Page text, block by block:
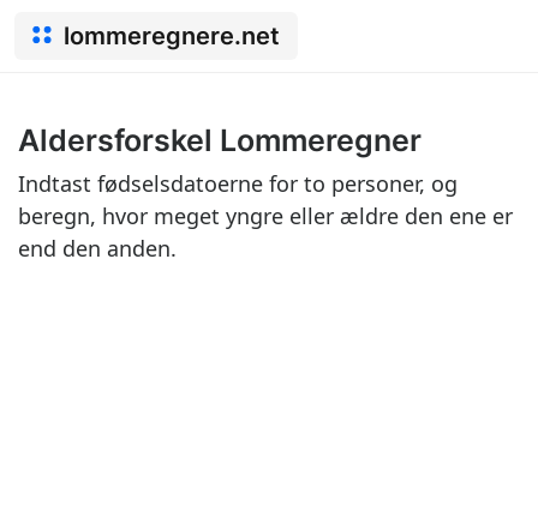
lommeregnere.net
Aldersforskel Lommeregner
Indtast fødselsdatoerne for to personer, og
beregn, hvor meget yngre eller ældre den ene er
end den anden.